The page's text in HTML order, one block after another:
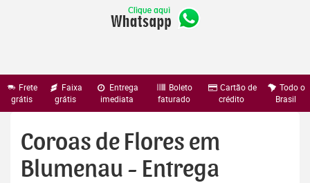
Frete
grátis
Faixa
grátis
Entrega
imediata
Boleto
faturado
Cartão de
crédito
Todo o
Brasil
Coroas de Flores em
Blumenau - Entrega